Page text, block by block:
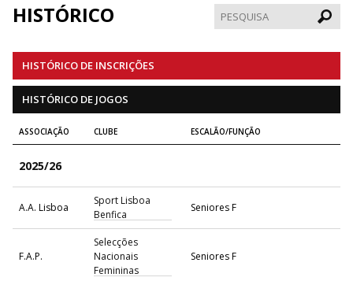
HISTÓRICO
HISTÓRICO DE INSCRIÇÕES
HISTÓRICO DE JOGOS
ASSOCIAÇÃO CLUBE ESCALÃO/FUNÇÃO
2025/26
A.A. Lisboa
Sport Lisboa
Benfica
Seniores F
F.A.P.
Selecções
Nacionais
Femininas
Seniores F